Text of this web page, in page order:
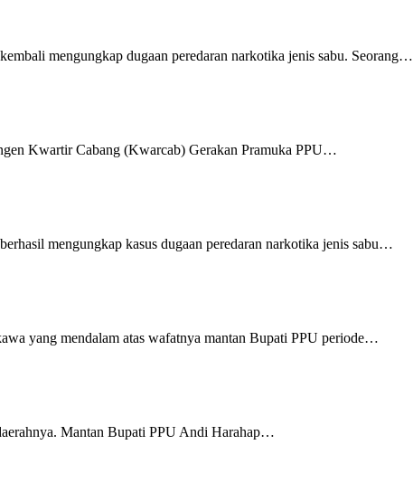
mengungkap dugaan peredaran narkotika jenis sabu. Seorang…
Kwartir Cabang (Kwarcab) Gerakan Pramuka PPU…
mengungkap kasus dugaan peredaran narkotika jenis sabu…
yang mendalam atas wafatnya mantan Bupati PPU periode…
Mantan Bupati PPU Andi Harahap…